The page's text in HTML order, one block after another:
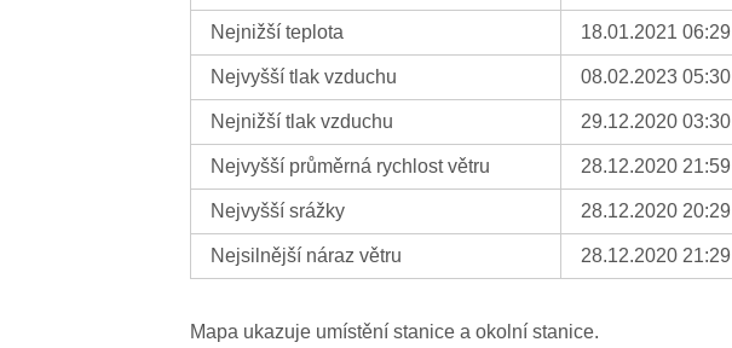
Nejnižší teplota 18.01.2021 06:29
Nejvyšší tlak vzduchu 08.02.2023 05:30
Nejnižší tlak vzduchu 29.12.2020 03:30
Nejvyšší průměrná rychlost větru 28.12.2020 21:59
Nejvyšší srážky 28.12.2020 20:29
Nejsilnější náraz větru 28.12.2020 21:29
Mapa ukazuje umístění stanice a okolní stanice.